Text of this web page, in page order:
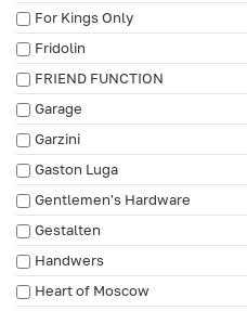
For Kings Only
Fridolin
FRIEND FUNCTION
Garage
Garzini
Gaston Luga
Gentlemen's Hardware
Gestalten
Handwers
Heart of Moscow